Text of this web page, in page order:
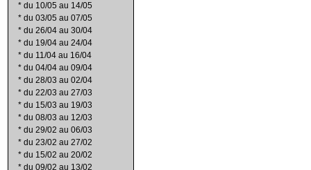
* du 10/05 au 14/05
* du 03/05 au 07/05
* du 26/04 au 30/04
* du 19/04 au 24/04
* du 11/04 au 16/04
* du 04/04 au 09/04
* du 28/03 au 02/04
* du 22/03 au 27/03
* du 15/03 au 19/03
* du 08/03 au 12/03
* du 29/02 au 06/03
* du 23/02 au 27/02
* du 15/02 au 20/02
* du 09/02 au 13/02